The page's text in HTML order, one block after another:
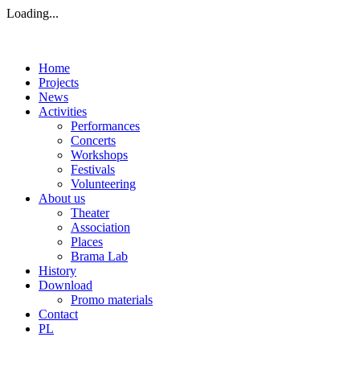
Loading...
Home
Projects
News
Activities
Performances
Concerts
Workshops
Festivals
Volunteering
About us
Theater
Association
Places
Brama Lab
History
Download
Promo materials
Contact
PL